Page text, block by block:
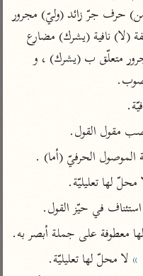
لابن
لأبي
مركَّزة العبارة
تفسير الجلالين
تفسير النسفي
الوجيز للواحدي
تفسير ابن أبي زمنين
آثار
موسوعة التفسير
المأثور
بحال من وليّ.. و (الهاء) مضاف إليه (من) حرف جرّ زائد (وليّ) مجرور
مرفوع، والفاعل هو (في حكمه) جارّ ومجرور متعلّق ب (يشرك) ، و
مقول القول.
الحرفيّ (أما) .
محلّ لها تعليليّة.
في حيّز القول.
معطوفة على جملة أبصر به.
» لا محلّ لها تعليليّة.